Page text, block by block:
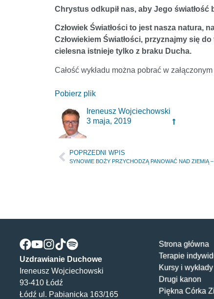
Chrystus odkupił nas, aby Jego światłość
Człowiek Światłości to jest nasza natura,
Człowiekiem Światłości, przyznajmy się
cielesna istnieje tylko z braku Ducha.
Całość wykładu można pobrać w
Pobierz plik
Ireneusz Wojciechowski
3 maja, 2019
POPRZEDNI WPIS
SYNOWIE BOŻY PRZYCHODZĄ PANOWAĆ NAD ZIEMIĄ
Uzdrawianie Duchowe
Ireneusz Wojciechowski
93-410 Łódź
Łódź ul. Pabianicka 163/165
Strona główna
Terapie
Kursy i wykłady
Drugi kanon
Piękna Córka